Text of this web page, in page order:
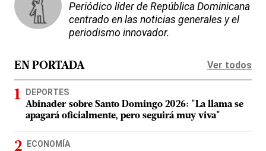
Periódico líder de República Dominicana
centrado en las noticias generales y el
periodismo innovador.
EN PORTADA Ver todos
DEPORTES
Abinader sobre Santo Domingo 2026: "La llama se
apagará oficialmente, pero seguirá muy viva"
ECONOMÍA